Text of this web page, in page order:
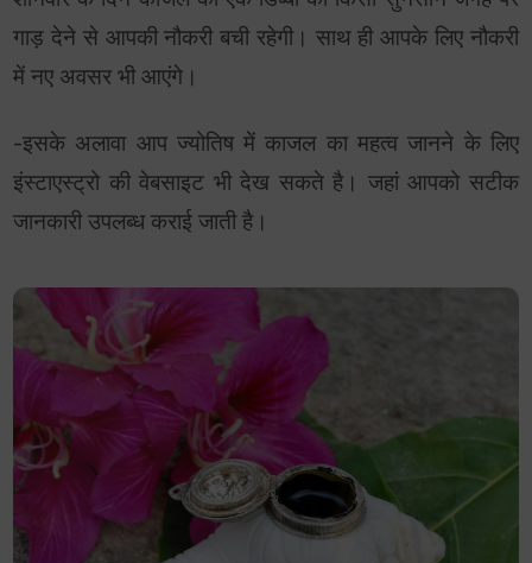
गाड़ देने से आपकी नौकरी बची रहेगी। साथ ही आपके लिए नौकरी
में नए अवसर भी आएंगे।
-इसके अलावा आप ज्योतिष में काजल का महत्व जानने के लिए
इंस्टाएस्ट्रो की वेबसाइट भी देख सकते है। जहां आपको सटीक
जानकारी उपलब्ध कराई जाती है।